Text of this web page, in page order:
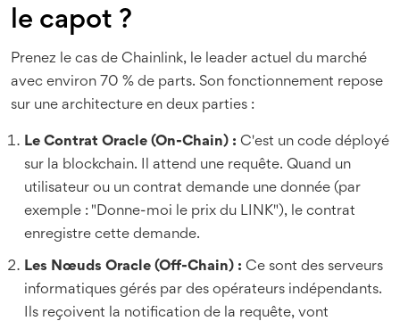
le capot ?
Prenez le cas de Chainlink, le leader actuel du marché
avec environ 70 % de parts. Son fonctionnement repose
sur une architecture en deux parties :
Le Contrat Oracle (On-Chain) : C'est un code déployé
sur la blockchain. Il attend une requête. Quand un
utilisateur ou un contrat demande une donnée (par
exemple : "Donne-moi le prix du LINK"), le contrat
enregistre cette demande.
Les Nœuds Oracle (Off-Chain) : Ce sont des serveurs
informatiques gérés par des opérateurs indépendants.
Ils reçoivent la notification de la requête, vont